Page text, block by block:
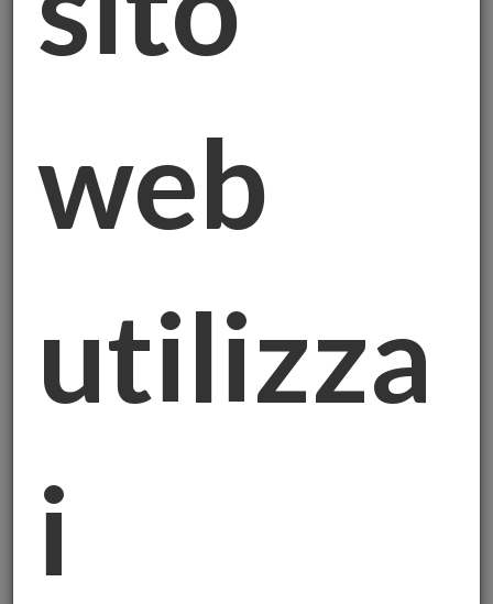
schizzato alle stelle, e dietro a questo balzo
ci sono due grandi protagonisti:
Trump e la Cina.
hanno scatenato una vera e propria corsa
all’oro. Ma cosa sta succedendo
esattamente? E perché l’oro è ancora una
Facciamo un passo alla volta e cerchiamo di
web
utilizza
i